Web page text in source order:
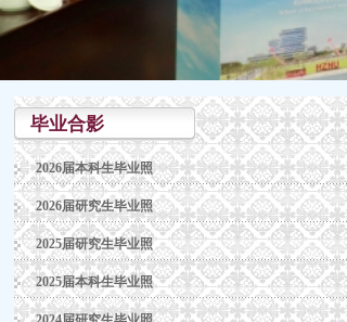
毕业合影
2026届本科生毕业照
2026届研究生毕业照
2025届研究生毕业照
2025届本科生毕业照